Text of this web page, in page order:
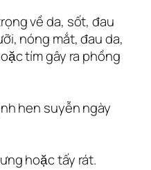
về da, sốt, đau
nóng mắt, đau da,
tím gây ra phồng
hen suyễn ngày
hoặc tấy rát.